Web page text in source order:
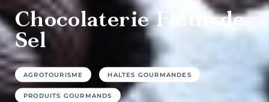
Chocolaterie Fleur de
Sel
AGROTOURISME HALTES GOURMANDES
PRODUITS GOURMANDS